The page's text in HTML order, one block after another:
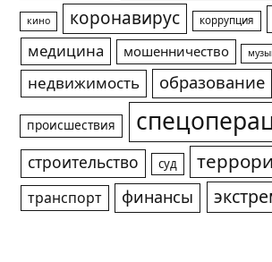
кино коронавирус коррупция
медицина
мошенничество
недвижимость
образование
происшествия
строительство суд
транспорт финансы